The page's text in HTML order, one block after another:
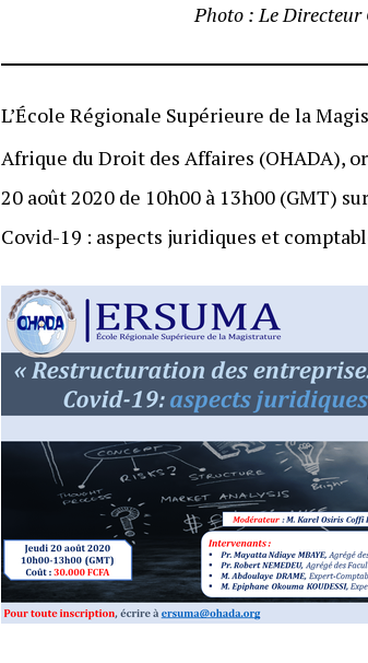
Photo : Le Directeur
L’École Régionale Supérieure de la
Afrique du Droit des Affaires (OHADA),
20 août 2020 de 10h00 à 13h00 (GMT)
Covid-19 : aspects juridiques et